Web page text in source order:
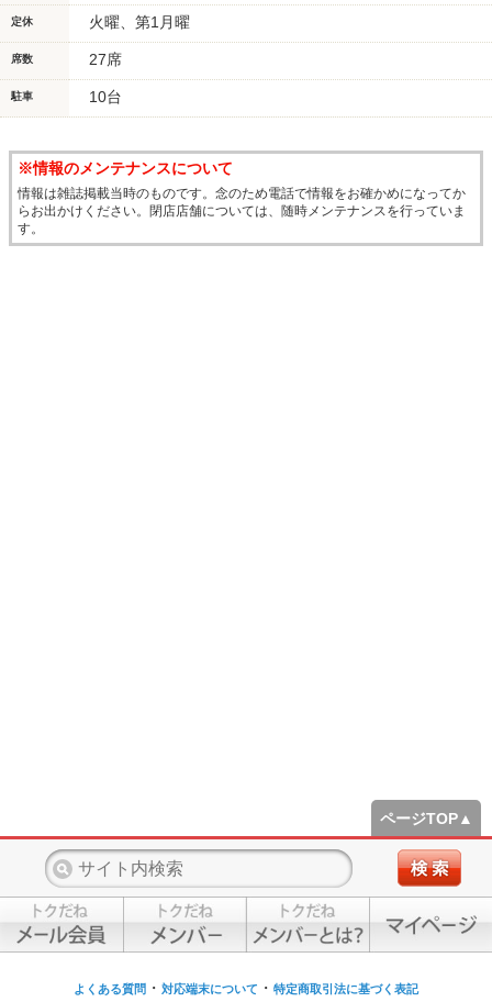
定休 火曜、第1月曜
席数 27席
駐車 10台
※情報のメンテナンスについて
情報は雑誌掲載当時のものです。念のため電話で情報をお確かめになってか
らお出かけください。閉店店舗については、随時メンテナンスを行っていま
す。
ページTOP▲
よくある質問 ・ 対応端末について ・ 特定商取引法に基づく表記